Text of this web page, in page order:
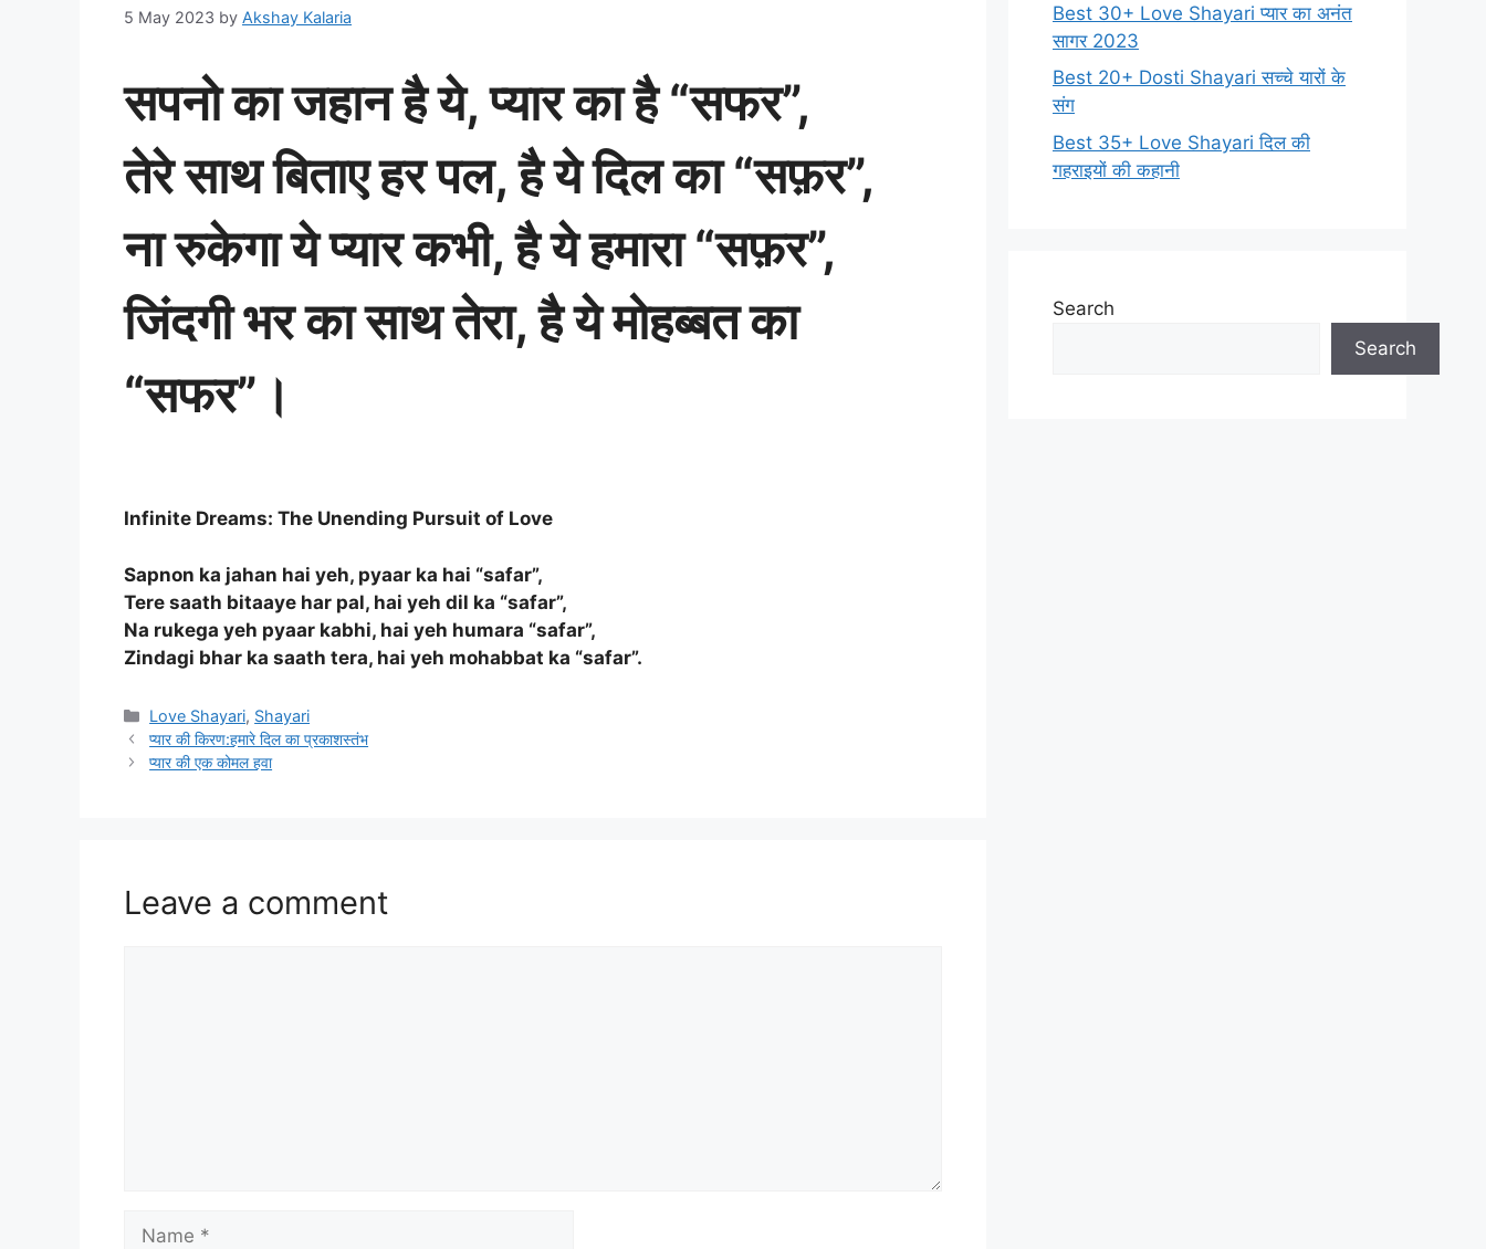
5 May 2023 by Akshay Kalaria
सपनो का जहान है ये, प्यार का है “सफर”,
तेरे साथ बिताए हर पल, है ये दिल का “सफ़र”,
ना रुकेगा ये प्यार कभी, है ये हमारा “सफ़र”,
जिंदगी भर का साथ तेरा, है ये मोहब्बत का
“सफर”।
Infinite Dreams: The Unending Pursuit of Love
Sapnon ka jahan hai yeh, pyaar ka hai “safar”,
Tere saath bitaaye har pal, hai yeh dil ka “safar”,
Na rukega yeh pyaar kabhi, hai yeh humara “safar”,
Zindagi bhar ka saath tera, hai yeh mohabbat ka “safar”.
Categories
Love Shayari, Shayari
प्यार की किरण:हमारे दिल का प्रकाशस्तंभ
प्यार की एक कोमल हवा
Leave a comment
Best 30+ Love Shayari प्यार का अनंत
सागर 2023
Best 20+ Dosti Shayari सच्चे यारों के
संग
Best 35+ Love Shayari दिल की
गहराइयों की कहानी
Search
Search